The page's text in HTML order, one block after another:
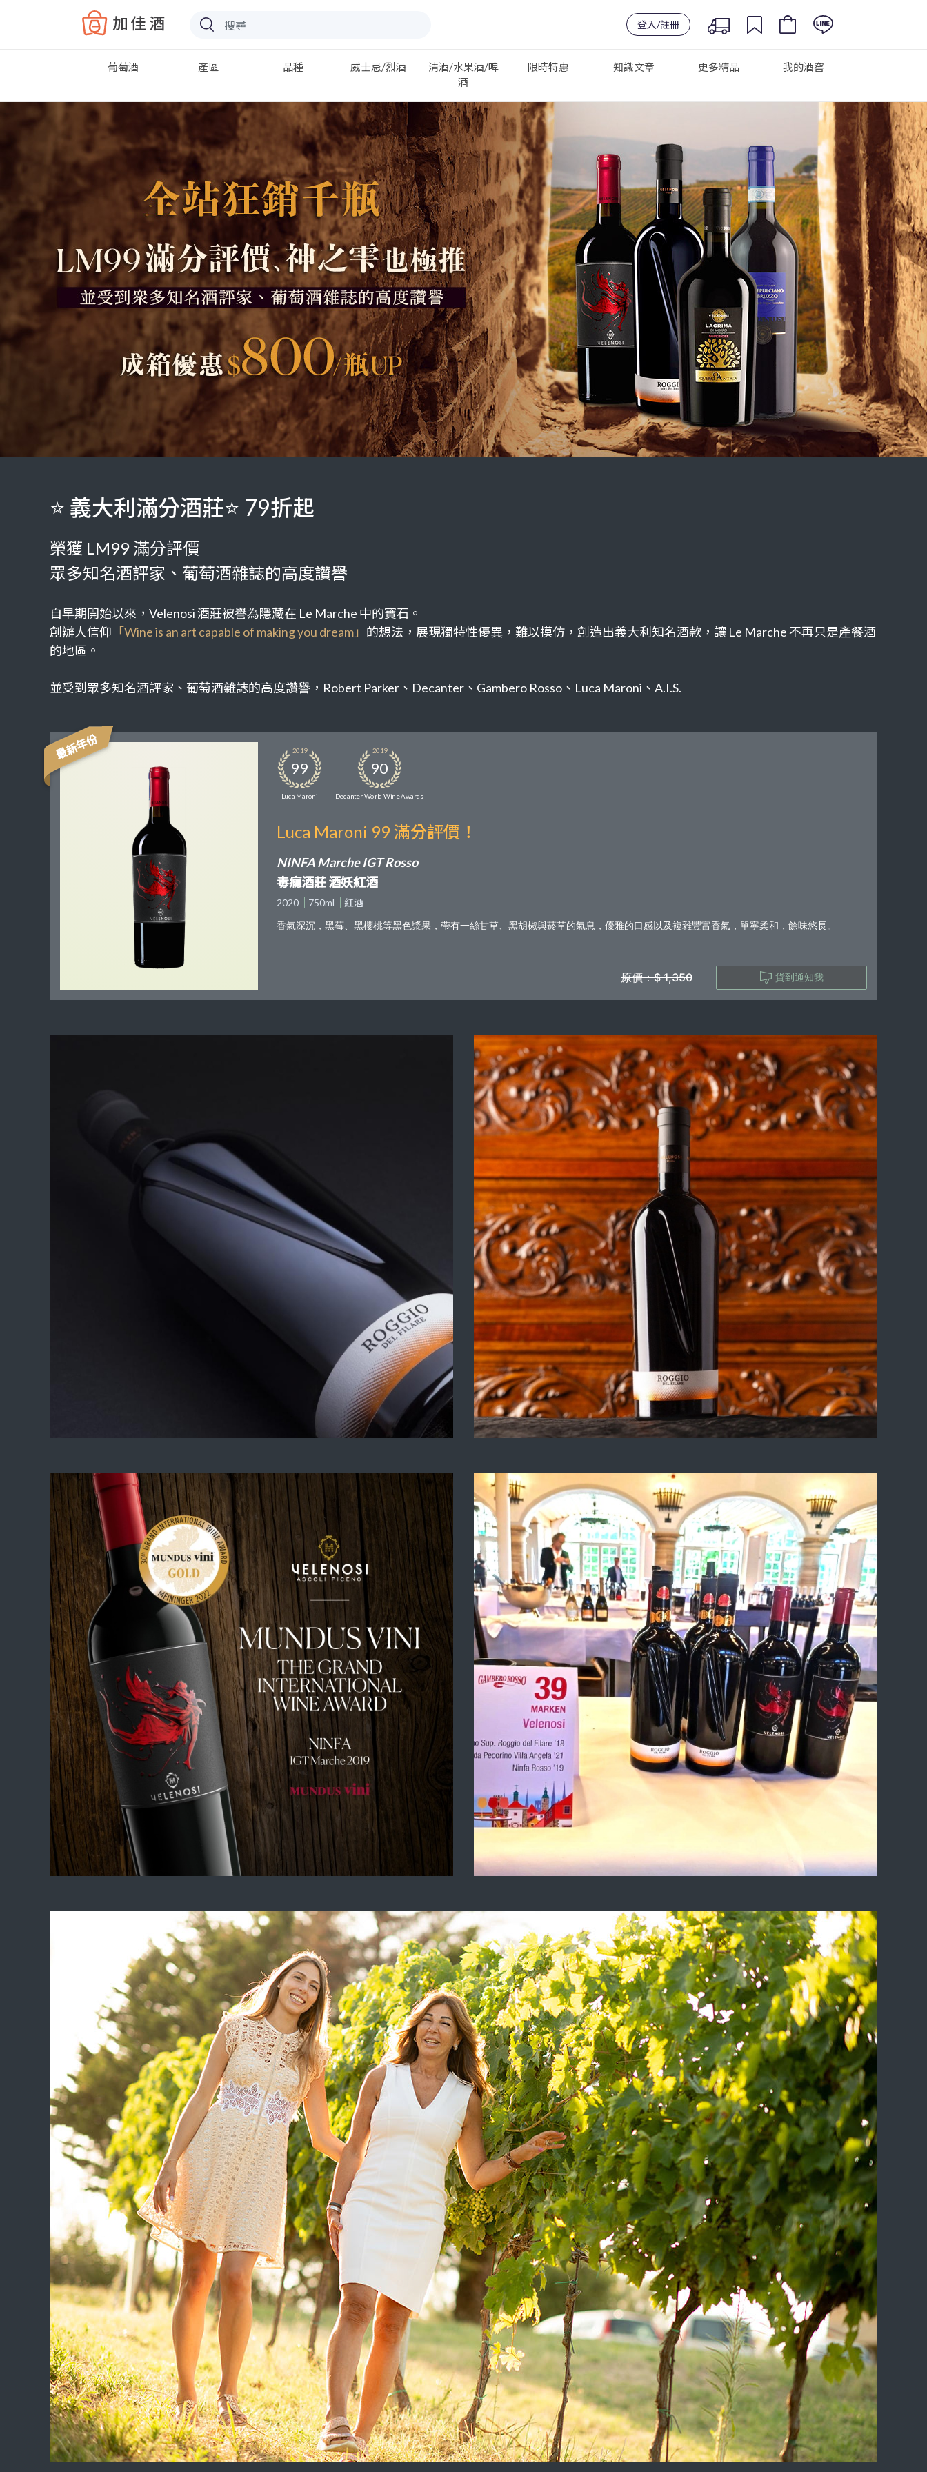
Baccus
登入/註冊
葡萄酒 產區 品種 威士忌/烈酒
清酒/水果酒/啤
酒
限時特惠 知識文章 更多精品 我的酒窖
⭐ 義大利滿分酒莊⭐ 79折起
榮獲 LM99 滿分評價
眾多知名酒評家、葡萄酒雜誌的高度讚譽
自早期開始以來，Velenosi 酒莊被譽為隱藏在 Le Marche 中的寶石。
創辦人信仰 「Wine is an art capable of making you dream」 的想法，展現獨特性優異，難以摸仿，創造出義大利知名酒款，讓 Le Marche 不再只是產餐酒
的地區。
並受到眾多知名酒評家、葡萄酒雜誌的高度讚譽，Robert Parker、Decanter、Gambero Rosso、Luca Maroni、A.I.S.
最新年份 2019
99
Luca Maroni
2019
90
Decanter World Wine Awards
Luca Maroni 99 滿分評價！
NINFA Marche IGT Rosso
毒癮酒莊 酒妖紅酒
2020 750ml
紅酒
香氣深沉，黑莓、黑櫻桃等黑色漿果，帶有一絲甘草、黑胡椒與菸草的氣息，優雅的口感以及複雜豐富香氣，單寧柔和，餘味悠長。
原價：$ 1,350 貨到通知我